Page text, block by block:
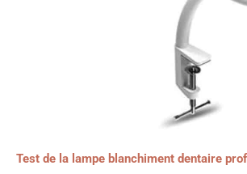
Test de la lampe blanchiment dentaire